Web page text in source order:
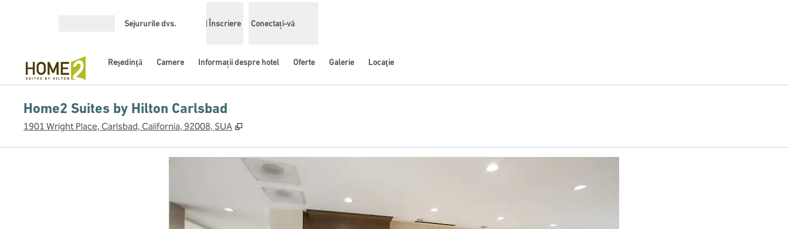
Sejururile dvs. Înscriere Conectați-vă
Reşedinţă Camere Informații despre hotel Oferte Galerie Locaţie
Home2 Suites by Hilton Carlsbad
1901 Wright Place, Carlsbad, California, 92008, SUA ,